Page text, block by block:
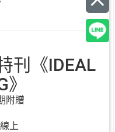
刊《IDEAL
附贈
上